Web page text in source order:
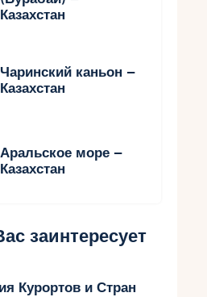
Казахстан
Чаринский каньон –
Казахстан
Аральское море –
Казахстан
заинтересует
Курортов и Стран